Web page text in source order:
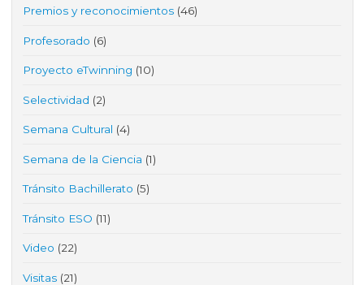
Premios y reconocimientos (46)
Profesorado (6)
Proyecto eTwinning (10)
Selectividad (2)
Semana Cultural (4)
Semana de la Ciencia (1)
Tránsito Bachillerato (5)
Tránsito ESO (11)
Video (22)
Visitas (21)